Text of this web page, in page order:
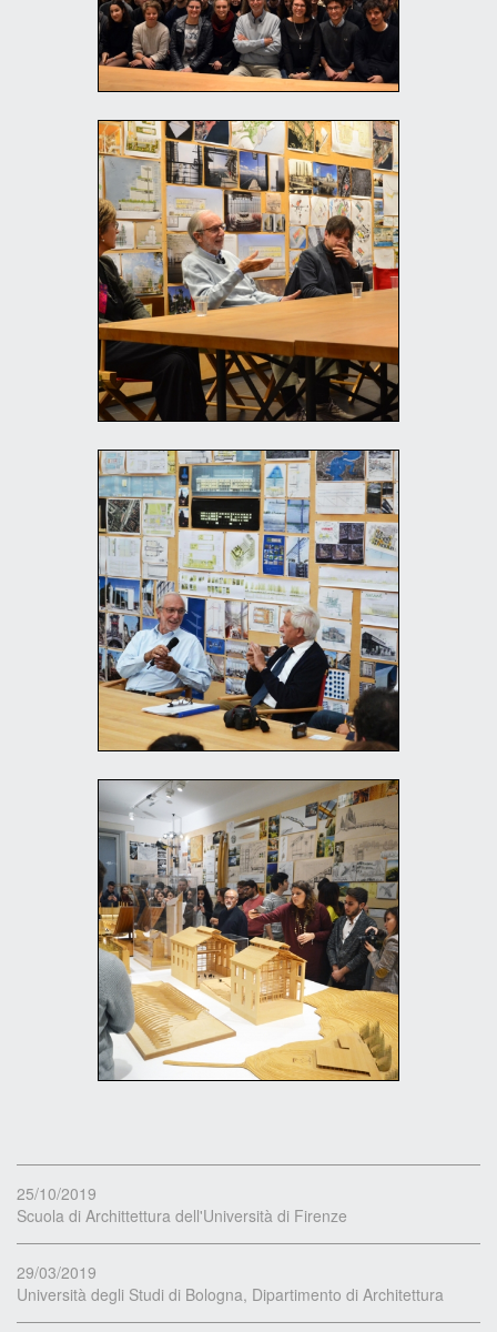
25/10/2019
Scuola di Archittettura dell'Università di Firenze
29/03/2019
Università degli Studi di Bologna, Dipartimento di Architettura